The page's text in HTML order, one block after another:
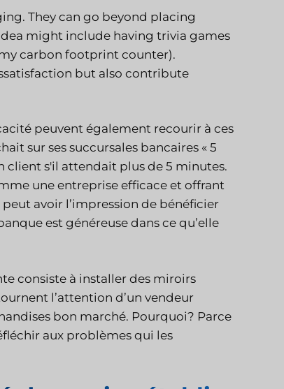
They can go beyond placing
might include having trivia games
carbon footprint counter).
but also contribute
peuvent également recourir à ces
sur ses succursales bancaires « 5
client s'il attendait plus de 5 minutes.
une entreprise efficace et offrant
avoir l’impression de bénéficier
est généreuse dans ce qu’elle
consiste à installer des miroirs
l’attention d’un vendeur
bon marché. Pourquoi? Parce
aux problèmes qui les